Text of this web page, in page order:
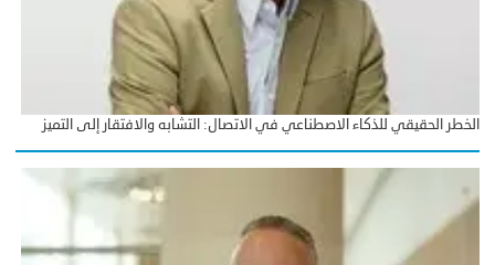
الخطر الحقيقي للذكاء الاصطناعي في الاتصال: التشابه والافتقار إلى التميز